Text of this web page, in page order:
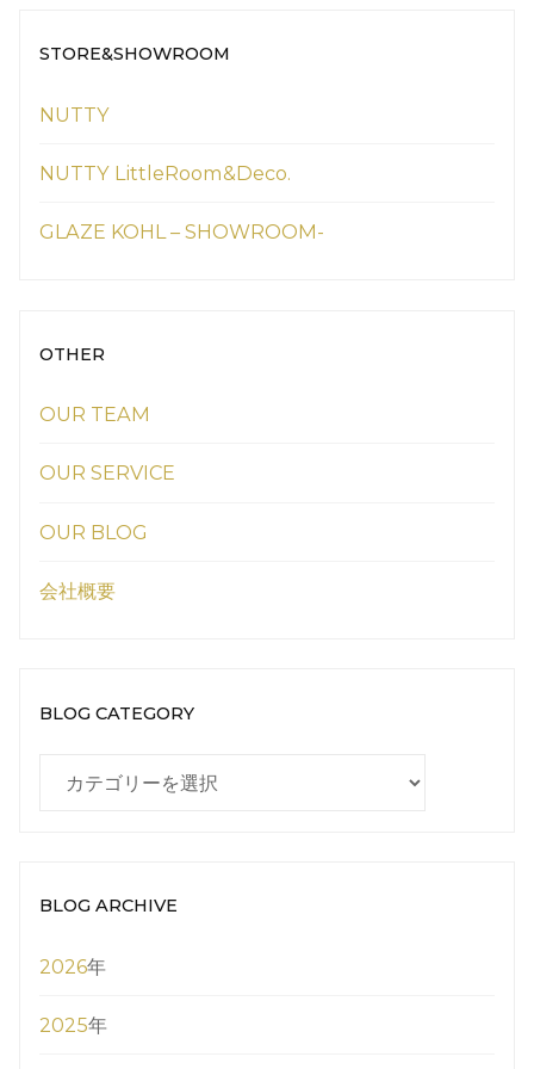
STORE&SHOWROOM
NUTTY
NUTTY LittleRoom&Deco.
GLAZE KOHL – SHOWROOM-
OTHER
OUR TEAM
OUR SERVICE
OUR BLOG
会社概要
BLOG CATEGORY
BLOG
BLOG ARCHIVE
2026年
2025年